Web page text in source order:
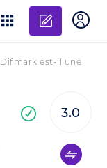
Difmark est-il une
3.0
confirmée